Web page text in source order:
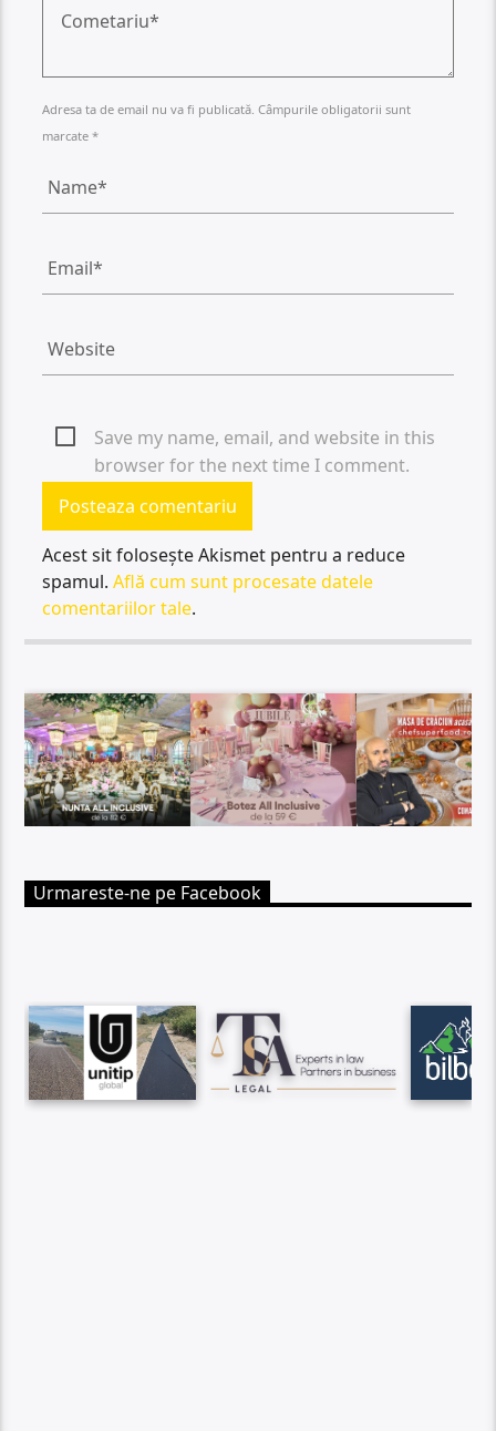
Adresa ta de email nu va fi publicată. Câmpurile obligatorii sunt
marcate *
Save my name, email, and website in this
browser for the next time I comment.
Acest sit folosește Akismet pentru a reduce
spamul.Află cum sunt procesate datele
comentariilor tale.
Urmareste-ne pe Facebook